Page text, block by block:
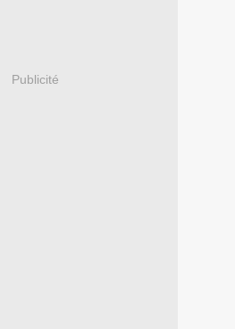
Publicité